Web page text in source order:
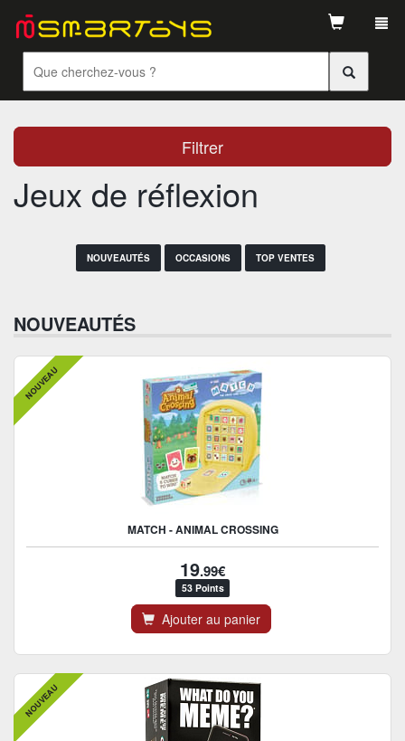
Filtrer
Jeux de réflexion
NOUVEAUTÉS OCCASIONS TOP VENTES
NOUVEAUTÉS
NOUVEAU
MATCH - ANIMAL CROSSING
19.99€
53 Points
Ajouter au panier
NOUVEAU